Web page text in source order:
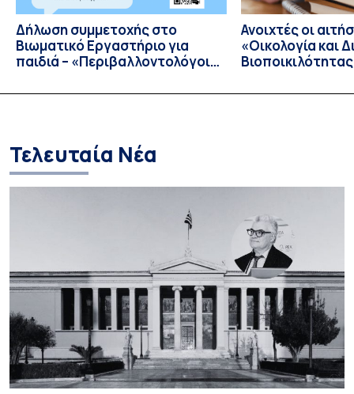
Δήλωση συμμετοχής στο
Bιωματικό Eργαστήριο για
παιδιά – «Περιβαλλοντολόγοι
Ανοιχτές οι
«Οικολογία και
Τελευταία Νέα